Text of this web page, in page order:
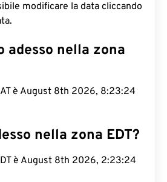
modificare la data cliccando
adesso nella zona
è August 8th 2026, 8:23:25
nella zona EDT?
è August 8th 2026, 2:23:25